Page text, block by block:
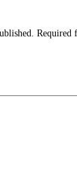
Required